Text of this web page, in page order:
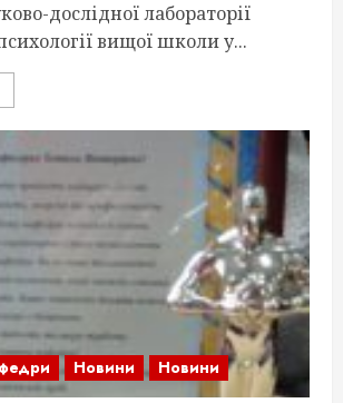
дослідної лабораторії
вищої школи у...
Новини Новини